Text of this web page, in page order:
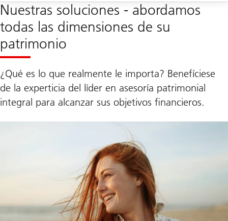
Nuestras soluciones - abordamos
todas las dimensiones de su
patrimonio
¿Qué es lo que realmente le importa? Benefíciese
de la experticia del líder en asesoría patrimonial
integral para alcanzar sus objetivos financieros.